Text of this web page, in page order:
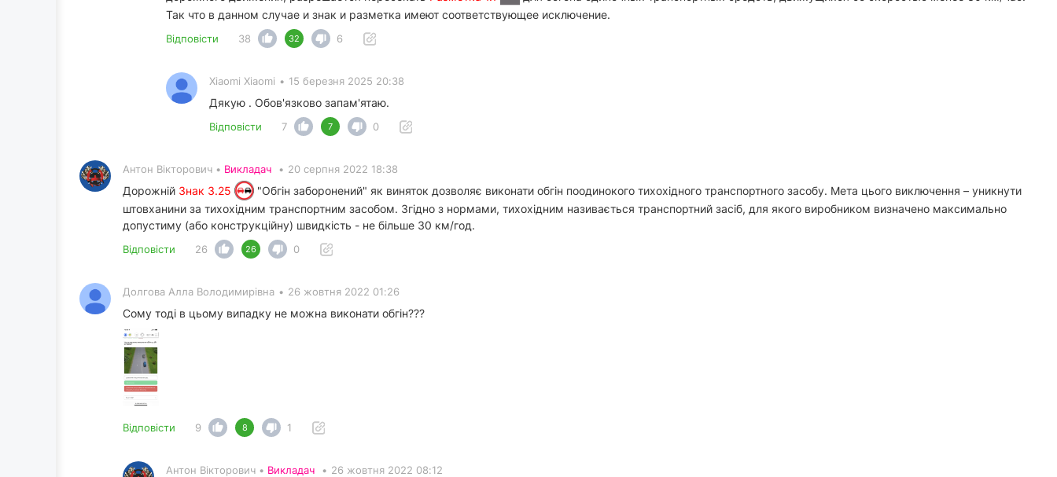
Так что в данном случае и знак и разметка имеют соответствующее исключение.
Відповісти 38 32 6
Xiaomi Xiaomi • 15 березня 2025 20:38
Дякую . Обов'язково запам'ятаю.
Відповісти 7 7 0
Антон Вікторович • Викладач • 20 серпня 2022 18:38
Дорожній Знак 3.25
"Обгін заборонений" як виняток дозволяє виконати обгін поодинокого тихохідного транспортного засобу. Мета цього виключення – уникнути
штовханини за тихохідним транспортним засобом. Згідно з нормами, тихохідним називається транспортний засіб, для якого виробником визначено максимально
допустиму (або конструкційну) швидкість - не більше 30 км/год.
Відповісти 26 26 0
Долгова Алла Володимирівна • 26 жовтня 2022 01:26
Сому тоді в цьому випадку не можна виконати обгін???
Відповісти 9 8 1
Антон Вікторович • Викладач • 26 жовтня 2022 08:12